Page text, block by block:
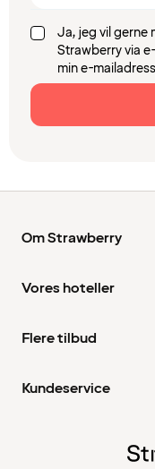
Ja, jeg vil gerne
Strawberry via
min e-
Om Strawberry
Vores hoteller
Flere tilbud
Kundeservice